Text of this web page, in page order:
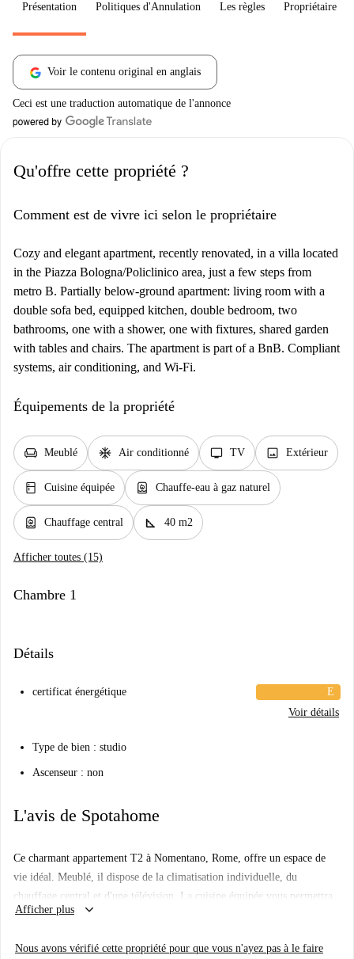
Présentation Politiques d'Annulation Les règles Propriétaire
Voir le contenu original en anglais
Ceci est une traduction automatique de l'annonce
Qu'offre cette propriété ?
Comment est de vivre ici selon le propriétaire
Cozy and elegant apartment, recently renovated, in a villa located
in the Piazza Bologna/Policlinico area, just a few steps from
metro B. Partially below-ground apartment: living room with a
double sofa bed, equipped kitchen, double bedroom, two
bathrooms, one with a shower, one with fixtures, shared garden
with tables and chairs. The apartment is part of a BnB. Compliant
systems, air conditioning, and Wi-Fi.
Équipements de la propriété
chair Meublé ac_unit Air conditionné tv TV image Extérieur
kitchen Cuisine équipée water_heater Chauffe-eau à gaz naturel
water_heater Chauffage central square_foot 40 m2
Afficher toutes (15)
Chambre 1
Détails
certificat énergétique
E
Voir détails
Type de bien : studio
Ascenseur : non
L'avis de Spotahome
Ce charmant appartement T2 à Nomentano, Rome, offre un espace de
vie idéal. Meublé, il dispose de la climatisation individuelle, du
chauffage central et d'une télévision. La cuisine équipée vous permettra
de profiter pleinement de votre séjour. Toutes les charges sont comprises
logement pour votre confort.
Afficher plus keyboard_arrow_down
Nous avons vérifié cette propriété pour que vous n'ayez pas à le faire